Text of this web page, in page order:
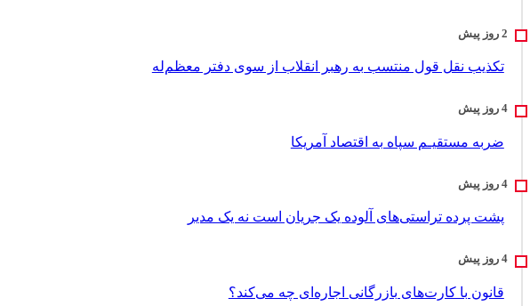
تکذیب نقل قول منتسب به رهبر انقلاب از سوی دفتر معظم‌له
ضربه مستقیـم سپاه به اقتصاد آمر‌یکا
پشت پرده تراستی‌های آلوده یک جریان است نه یک مدیر
قانون با کارت‌های بازرگانی اجاره‌ای چه می‌کند؟